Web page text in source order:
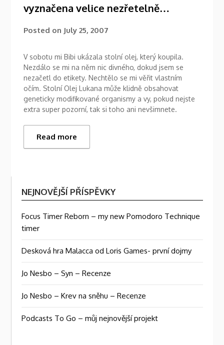
vyznačena velice nezřetelně…
Posted on July 25, 2007
V sobotu mi Bibi ukázala stolní olej, který koupila.
Nezdálo se mi na něm nic divného, dokud jsem se
nezačetl do etikety. Nechtělo se mi věřit vlastním
očím. Stolní Olej Lukana může klidně obsahovat
geneticky modifikované organismy a vy, pokud nejste
extra super pozorní, tak si toho ani nevšimnete.
Read more
NEJNOVĚJŠÍ PŘÍSPĚVKY
Focus Timer Reborn – my new Pomodoro Technique
timer
Desková hra Malacca od Loris Games- první dojmy
Jo Nesbo – Syn – Recenze
Jo Nesbo – Krev na sněhu – Recenze
Podcasts To Go – můj nejnovější projekt